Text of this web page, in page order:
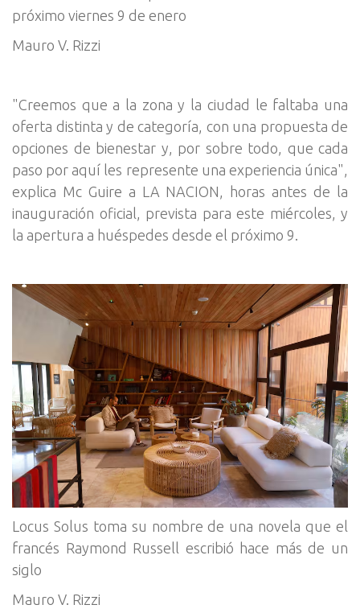
próximo viernes 9 de enero
Mauro V. Rizzi
"Creemos que a la zona y la ciudad le faltaba una
oferta distinta y de categoría, con una propuesta de
opciones de bienestar y, por sobre todo, que cada
paso por aquí les represente una experiencia única",
explica Mc Guire a LA NACION, horas antes de la
inauguración oficial, prevista para este miércoles, y
la apertura a huéspedes desde el próximo 9.
Locus Solus toma su nombre de una novela que el
francés Raymond Russell escribió hace más de un
siglo
Mauro V. Rizzi